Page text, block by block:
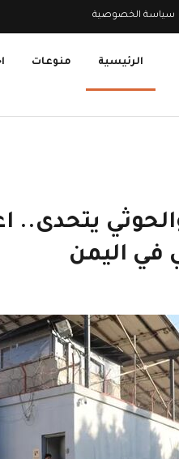
سياسة الخصوصية
الرئيسية منوعات
يتحدى..
في اليمن